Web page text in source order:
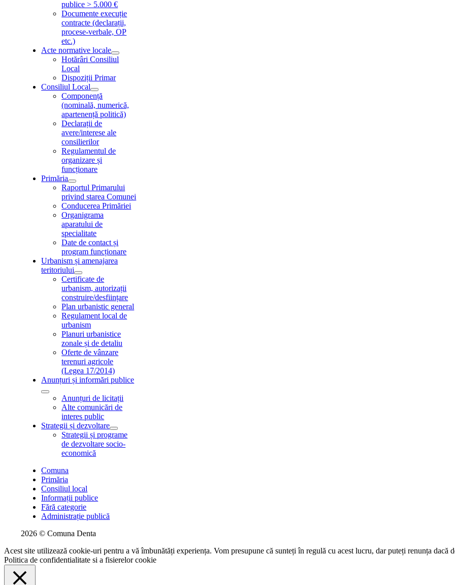
publice > 5.000 €
Documente execuție
contracte (declarații,
procese-verbale, OP
etc.)
Acte normative locale
Hotărâri Consiliul
Local
Dispoziții Primar
Consiliul Local
Componență
(nominală, numerică,
apartenență politică)
Declarații de
avere/interese ale
consilierilor
Regulamentul de
organizare și
funcționare
Primăria
Raportul Primarului
privind starea Comunei
Conducerea Primăriei
Organigrama
aparatului de
specialitate
Date de contact și
program funcționare
Urbanism și amenajarea
teritoriului
Certificate de
urbanism, autorizații
construire/desființare
Plan urbanistic general
Regulament local de
urbanism
Planuri urbanistice
zonale și de detaliu
Oferte de vânzare
terenuri agricole
(Legea 17/2014)
Anunțuri și informări publice
Anunțuri de licitații
Alte comunicări de
interes public
Strategii și dezvoltare
Strategii și programe
de dezvoltare socio-
economică
Comuna
Primăria
Consiliul local
Informații publice
Fără categorie
Administrație publică
2026 © Comuna Denta
Acest site utilizează cookie-uri pentru a vă îmbunătăți experiența. Vom presupune că sunteți în regulă cu acest lucru, dar puteți renunța dacă
Politica de confidentialitate si a fisierelor cookie